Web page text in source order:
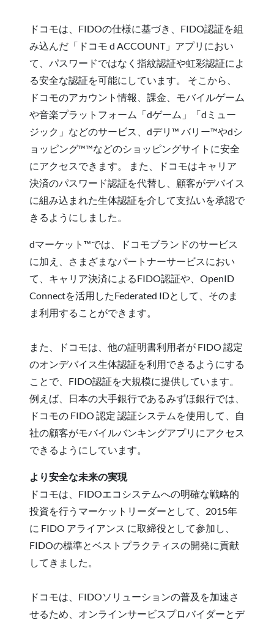
ドコモは、FIDOの仕様に基づき、FIDO認証を組
み込んだ「ドコモ d ACCOUNT」アプリにおい
て、パスワードではなく指紋認証や虹彩認証によ
る安全な認証を可能にしています。 そこから、
ドコモのアカウント情報、課金、モバイルゲーム
や音楽プラットフォーム「dゲーム」「dミュー
ジック」などのサービス、dデリ™ バリー™やdシ
ョッピング™™などのショッピングサイトに安全
にアクセスできます。 また、ドコモはキャリア
決済のパスワード認証を代替し、顧客がデバイス
に組み込まれた生体認証を介して支払いを承認で
きるようにしました。
dマーケット™では、ドコモブランドのサービス
に加え、さまざまなパートナーサービスにおい
て、キャリア決済によるFIDO認証や、OpenID
Connectを活用したFederated IDとして、そのま
ま利用することができます。
また、ドコモは、他の証明書利用者が FIDO 認定
のオンデバイス生体認証を利用できるようにする
ことで、FIDO認証を大規模に提供しています。
例えば、日本の大手銀行であるみずほ銀行では、
ドコモの FIDO 認定 認証システムを使用して、自
社の顧客がモバイルバンキングアプリにアクセス
できるようにしています。
より安全な未来の実現
ドコモは、FIDOエコシステムへの明確な戦略的
投資を行うマーケットリーダーとして、2015年
に FIDO アライアンス に取締役として参加し、
FIDOの標準とベストプラクティスの開発に貢献
してきました。
ドコモは、FIDOソリューションの普及を加速さ
せるため、オンラインサービスプロバイダーとデ